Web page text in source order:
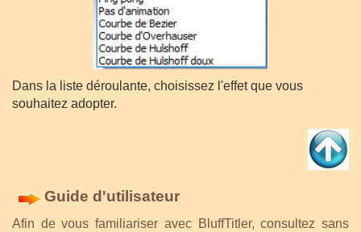
Dans la liste déroulante, choisissez l'effet que vous
souhaitez adopter.
Guide d'utilisateur
Afin de vous familiariser avec BluffTitler, consultez sans